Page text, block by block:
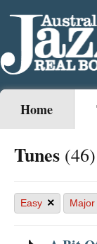
Home
Tunes (46)
Easy × Major